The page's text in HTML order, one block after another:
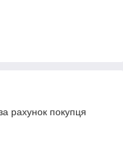
рахунок покупця